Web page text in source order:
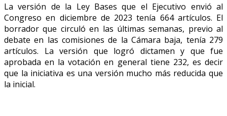
La versión de la Ley Bases que el Ejecutivo envió al
Congreso en diciembre de 2023 tenía 664 artículos. El
borrador que circuló en las últimas semanas, previo al
debate en las comisiones de la Cámara baja, tenía 279
artículos. La versión que logró dictamen y que fue
aprobada en la votación en general tiene 232, es decir
que la iniciativa es una versión mucho más reducida que
la inicial.